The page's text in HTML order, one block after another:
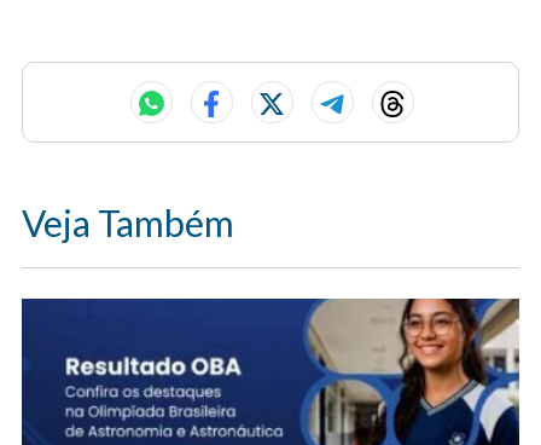
Veja Também